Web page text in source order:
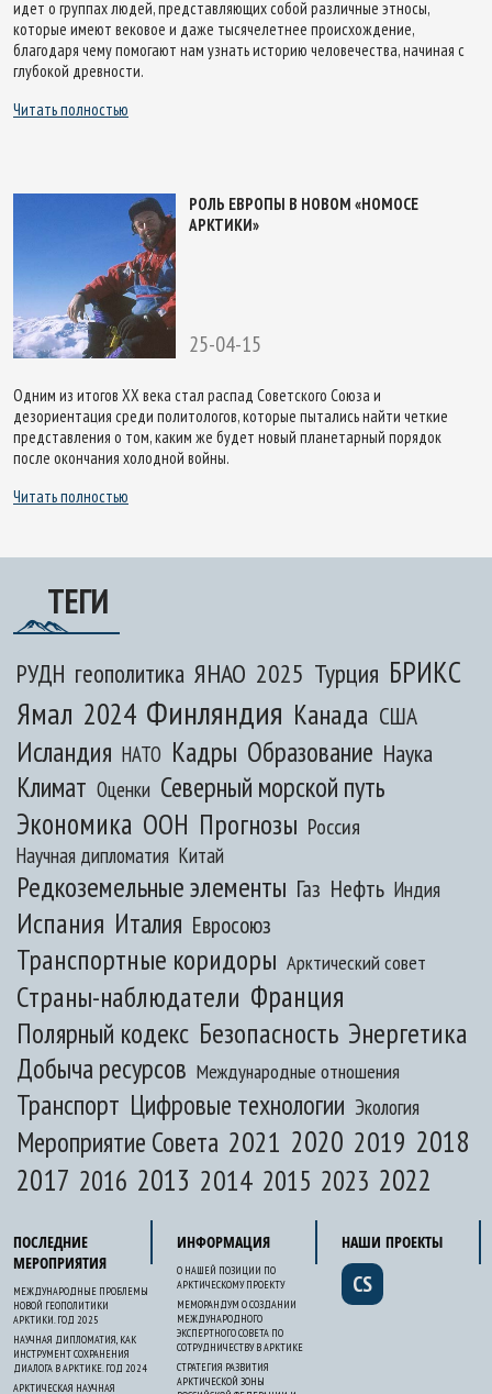
идет о группах людей, представляющих собой различные этносы,
которые имеют вековое и даже тысячелетнее происхождение,
благодаря чему помогают нам узнать историю человечества, начиная с
глубокой древности.
Читать полностью
РОЛЬ ЕВРОПЫ В НОВОМ «НОМОСЕ
АРКТИКИ»
25-04-15
Одним из итогов XX века стал распад Советского Союза и
дезориентация среди политологов, которые пытались найти четкие
представления о том, каким же будет новый планетарный порядок
после окончания холодной войны.
Читать полностью
ТЕГИ
РУДН геополитика ЯНАО 2025 Турция БРИКС
Ямал 2024 Финляндия Канада США
Исландия НАТО Кадры Образование Наука
Климат Оценки Северный морской путь
Экономика ООН Прогнозы Россия
Научная дипломатия Китай
Редкоземельные элементы Газ Нефть Индия
Испания Италия Евросоюз
Транспортные коридоры Арктический совет
Страны-наблюдатели Франция
Полярный кодекс Безопасность Энергетика
Добыча ресурсов Международные отношения
Транспорт Цифровые технологии Экология
Мероприятие Совета 2021 2020 2019 2018
2017 2016 2013 2014 2015 2023 2022
ПОСЛЕДНИЕ
МЕРОПРИЯТИЯ
МЕЖДУНАРОДНЫЕ ПРОБЛЕМЫ
НОВОЙ ГЕОПОЛИТИКИ
АРКТИКИ. ГОД 2025
НАУЧНАЯ ДИПЛОМАТИЯ, КАК
ИНСТРУМЕНТ СОХРАНЕНИЯ
ДИАЛОГА В АРКТИКЕ. ГОД 2024
АРКТИЧЕСКАЯ НАУЧНАЯ
ИНФОРМАЦИЯ
О НАШЕЙ ПОЗИЦИИ ПО
АРКТИЧЕСКОМУ ПРОЕКТУ
МЕМОРАНДУМ О СОЗДАНИИ
МЕЖДУНАРОДНОГО
ЭКСПЕРТНОГО СОВЕТА ПО
СОТРУДНИЧЕСТВУ В АРКТИКЕ
СТРАТЕГИЯ РАЗВИТИЯ
АРКТИЧЕСКОЙ ЗОНЫ
НАШИ ПРОЕКТЫ
CS